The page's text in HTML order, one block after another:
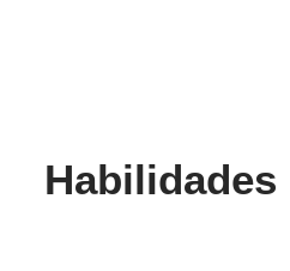
Habilidades